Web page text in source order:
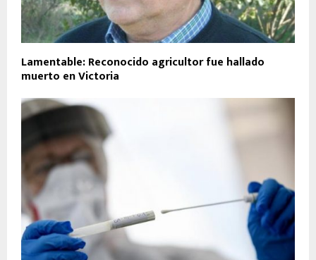
Lamentable: Reconocido agricultor fue hallado
muerto en Victoria